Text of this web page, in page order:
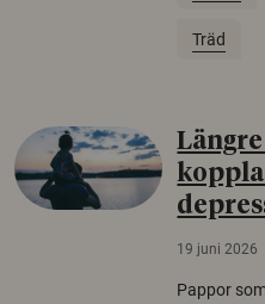
Träd
19 juni 2026
Pappor